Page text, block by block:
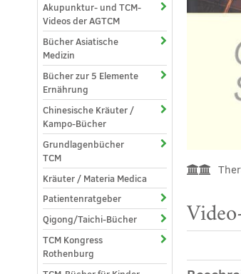
Akupunktur- und TCM-
Videos der AGTCM
Bücher Asiatische
Medizin
Bücher zur 5 Elemente
Ernährung
Chinesische Kräuter /
Kampo-Bücher
Grundlagenbücher
TCM
Kräuter / Materia Medica
Patientenratgeber
Qigong/Taichi-Bücher
TCM Kongress
Rothenburg